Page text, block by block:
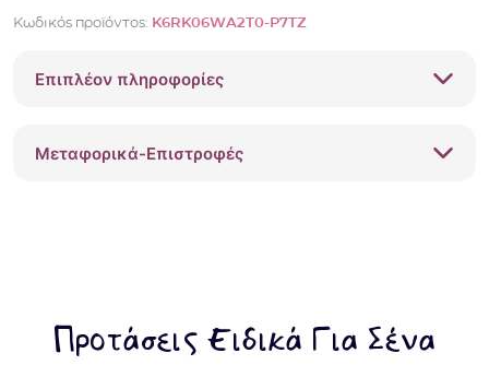
Guess
Γαλάζιο
Κωδικός προϊόντος: K6RK06WA2T0-P7TZ
Επιπλέον πληροφορίες
Μεταφορικά-Επιστροφές
Προτάσεις Ειδικά Για Σένα